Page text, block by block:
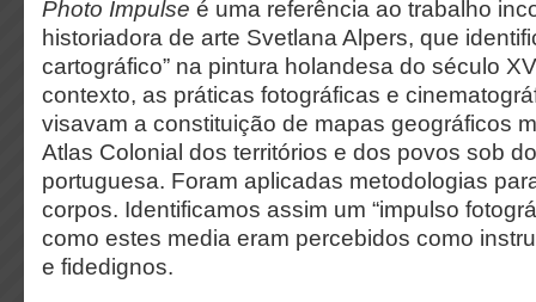
Photo Impulse é uma referência ao trabalho
historiadora de arte Svetlana Alpers, que
cartográfico” na pintura holandesa do século
contexto, as práticas fotográficas e
visavam a constituição de mapas geográficos
Atlas Colonial dos territórios e dos povos sob
portuguesa. Foram aplicadas metodologias
corpos. Identificamos assim um “impulso
como estes media eram percebidos como
e fidedignos.